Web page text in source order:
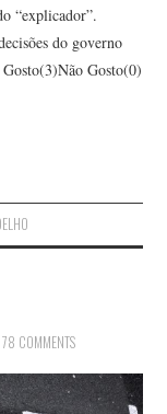
“explicador”.
do governo
Gosto(0)
78 COMMENTS